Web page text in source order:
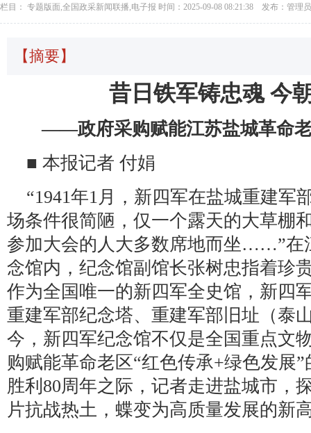
栏目： 专题版面,全国政采新闻联播,电子报 时间：2025-09-08 08:21:38 发布：管理
【摘要】
昔日铁军铸忠魂 今
——政府采购赋能江苏盐城革命
■ 本报记者 付娟
“1941年1月，新四军在盐城重建军
场条件很简陋，仅一个露天的大草棚
参加大会的人大多数席地而坐……”在
念馆内，纪念馆副馆长张树忠指着珍
作为全国唯一的新四军全史馆，新四
重建军部纪念塔、重建军部旧址（泰
今，新四军纪念馆不仅是全国重点文
购赋能革命老区“红色传承+绿色发展
胜利80周年之际，记者走进盐城市，
片抗战热土，蝶变为高质量发展的新